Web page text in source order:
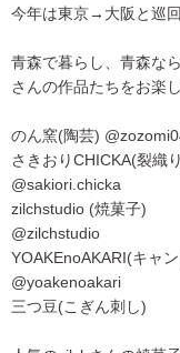
今年は東京→大阪と巡
青森で暮らし、青森な
さんの作品たちをお楽
のん窯(陶芸)
さきおりCHICKA(裂織
@sakiori.chicka
zilchstudio (焼菓子)
@zilchstudio
YOAKEnoAKARI(キャ
@yoakenoakari
三つ豆(こぎん刺し)